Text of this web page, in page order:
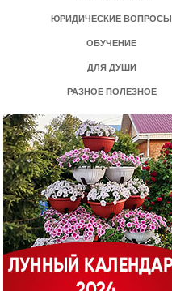
ЮРИДИЧЕСКИЕ ВОПРОСЫ
ОБУЧЕНИЕ
ДЛЯ ДУШИ
РАЗНОЕ ПОЛЕЗНОЕ